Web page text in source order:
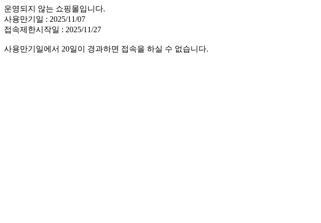
운영되지 않는 쇼핑몰입니다.
사용만기일 : 2025/11/07
접속제한시작일 : 2025/11/27
사용만기일에서 20일이 경과하면 접속을 하실 수 없습니다.